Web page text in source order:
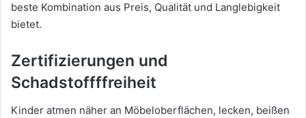
beste Kombination aus Preis, Qualität und Langlebigkeit
bietet.
Zertifizierungen und
Schadstoffffreiheit
Kinder atmen näher an Möbeloberflächen, lecken, beißen